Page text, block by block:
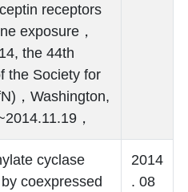
receptors
exposure，
the 44th
the Society for
，Washington,
，
cyclase
coexpressed
2014
. 08